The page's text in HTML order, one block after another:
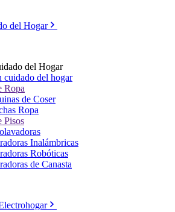
del Hogar
del Hogar
cuidado del hogar
Ropa
de Coser
Ropa
Pisos
Inalámbricas
Robóticas
de Canasta